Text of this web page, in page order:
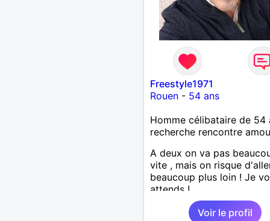
Freestyle1971
Rouen- 54 ans
Homme célibataire de 54
recherche rencontre
A deux on va pas
vite , mais on risque
beaucoup plus loin ! Je
attends !
Voir le profil